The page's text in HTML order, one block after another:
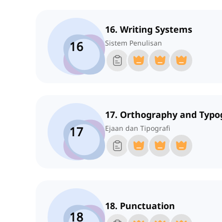
16
16. Writing Systems
Sistem Penulisan
17
17. Orthography and
Ejaan dan Tipografi
18
18. Punctuation